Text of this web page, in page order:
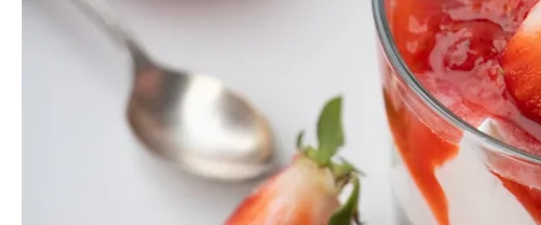
SUBSKRYBUJ
KOSZYK